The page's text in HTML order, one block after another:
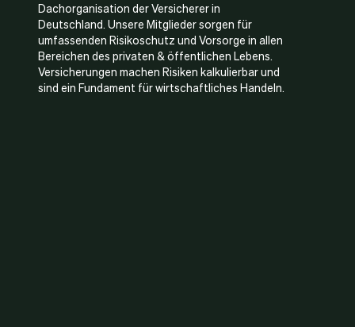
Dachorganisation der Versicherer in
Deutschland. Unsere Mitglieder sorgen für
umfassenden Risikoschutz und Vorsorge in allen
Bereichen des privaten & öffentlichen Lebens.
Versicherungen machen Risiken kalkulierbar und
sind ein Fundament für wirtschaftliches Handeln.